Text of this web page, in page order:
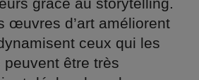
œuvres d’art améliorent
ceux qui les
être très